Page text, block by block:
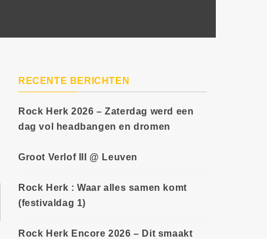
RECENTE BERICHTEN
Rock Herk 2026 – Zaterdag werd een
dag vol headbangen en dromen
Groot Verlof III @ Leuven
Rock Herk : Waar alles samen komt
(festivaldag 1)
Rock Herk Encore 2026 – Dit smaakt